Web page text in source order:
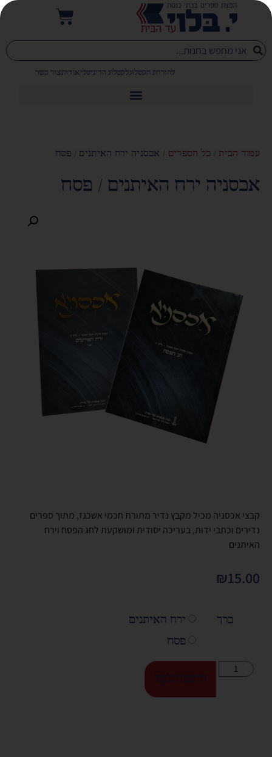
להורדת הקטלוגלקטלוג הדיגיטליאודותצור קשר
עמוד הבית/ כל הספרים / אכסניה ירח האיתנים / פסח
אכסניה ירח האיתנים / פסח
קבצי אכסניה מכיל מקבץ נדיר מתורת חכמי אשכנז, מתוך ספרים
נדירים וכתבי ידות, בעריכה יסודית ומושקעת לחג הפסח וירח
האיתנים
₪15.00
כרך
ירח האיתנים
פסח
הוספה לסל